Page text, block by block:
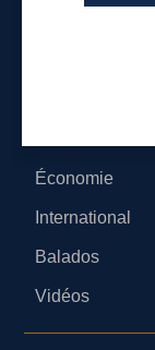
Économie
International
Balados
Vidéos